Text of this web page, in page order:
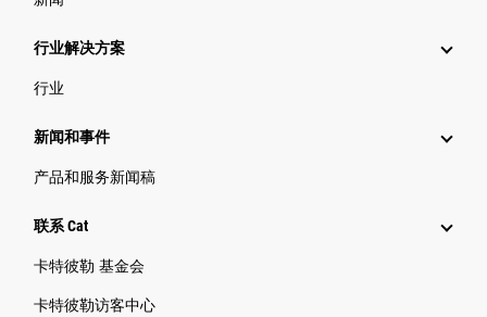
行业解决方案
行业
新闻和事件
产品和服务新闻稿
联系 Cat
卡特彼勒 基金会
卡特彼勒访客中心